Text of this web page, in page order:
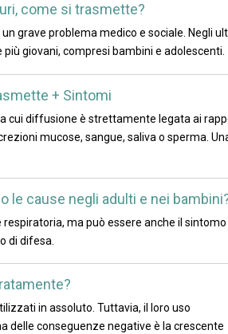
come si trasmette?
grave problema medico e sociale. Negli
giovani, compresi bambini e adolescenti.
+ Sintomi
cui diffusione è strettamente legata ai
mucose, sangue, saliva o sperma.
cause negli adulti e nei
ma può essere anche il sintomo
di difesa.
in assoluto. Tuttavia, il loro uso
delle conseguenze negative è la crescente